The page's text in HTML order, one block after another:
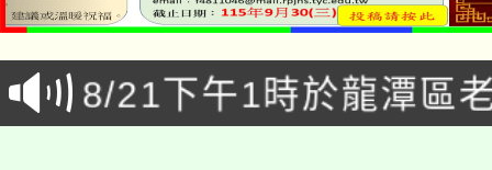
「本色祭」8/29、30在
場熱烈登場!
8/21下午1時於龍潭區
YOUNG桃局內行報名